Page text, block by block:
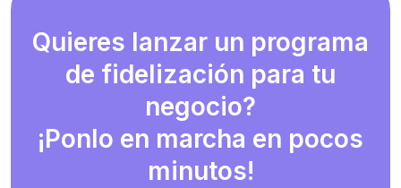
Quieres lanzar un programa
de fidelización para tu
negocio?
¡Ponlo en marcha en pocos
minutos!